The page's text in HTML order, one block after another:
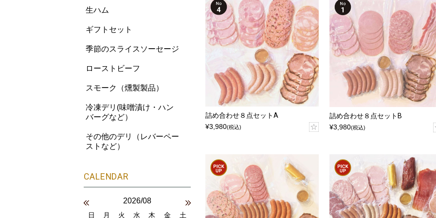
詰め合わせ８点セットA
¥3,980(税込)
詰め合わせ８点セットB
¥3,980(税込)
生ハム
ギフトセット
季節のスライスソーセージ
ローストビーフ
スモーク（燻製製品）
冷凍デリ(味噌漬け・ハン
バーグなど）
その他のデリ（レバーペー
ストなど）
2026/08
日 月 火 水 木 金 土